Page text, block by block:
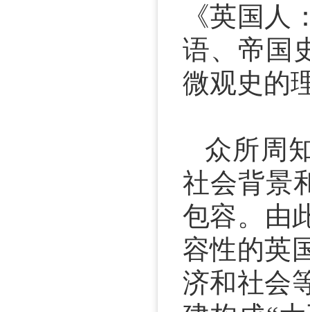
《英国
语、帝国
微观史的
众所周
社会背景
包容。由
容性的英
济和社会